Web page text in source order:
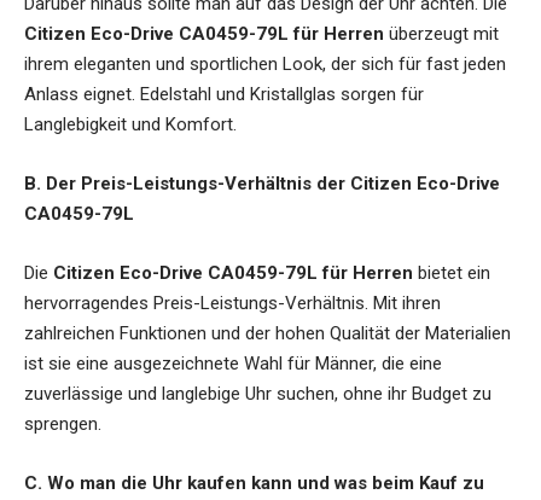
Citizen Eco-Drive CA0459-79L für Herren überzeugt mit
ihrem eleganten und sportlichen Look, der sich für fast jeden
Anlass eignet. Edelstahl und Kristallglas sorgen für
Langlebigkeit und Komfort.
B. Der Preis-Leistungs-Verhältnis der Citizen Eco-Drive
CA0459-79L
Die Citizen Eco-Drive CA0459-79L für Herren bietet ein
hervorragendes Preis-Leistungs-Verhältnis. Mit ihren
zahlreichen Funktionen und der hohen Qualität der Materialien
ist sie eine ausgezeichnete Wahl für Männer, die eine
zuverlässige und langlebige Uhr suchen, ohne ihr Budget zu
sprengen.
C. Wo man die Uhr kaufen kann und was beim Kauf zu